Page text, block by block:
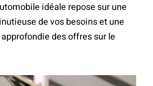
idéale repose sur une
de vos besoins et une
des offres sur le